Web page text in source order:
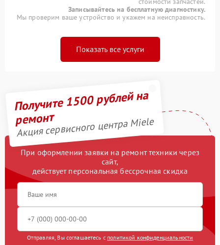
Записывайтесь на бесплатную диагностику.
Мы проверим ваше устройство и укажем на неисправность.
Показать все услуги
Получите 1500 рублей на
ремонт
Акция сервисного центра Miele
При оформлении заявки на ремонт техники через
сайт,
действует персональная бессрочная скидка
Отправляя, Вы соглашаетесь с политикой конфиденциальности